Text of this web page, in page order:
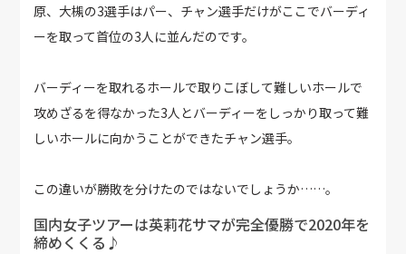
原、大槻の3選手はパー、チャン選手だけがここでバーディ
ーを取って首位の3人に並んだのです。
バーディーを取れるホールで取りこぼして難しいホールで
攻めざるを得なかった3人とバーディーをしっかり取って難
しいホールに向かうことができたチャン選手。
この違いが勝敗を分けたのではないでしょうか……。
国内女子ツアーは英莉花サマが完全優勝で2020年を
締めくくる♪